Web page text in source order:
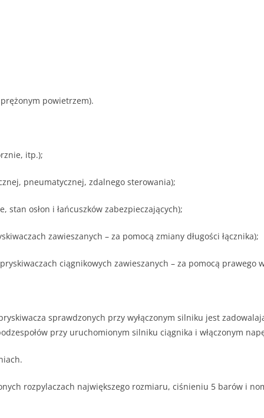
powietrzem).
itp.);
pneumatycznej, zdalnego sterowania);
osłon i łańcuszków zabezpieczających);
zawieszanych – za pomocą zmiany długości łącznika);
ciągnikowych zawieszanych – za pomocą prawego
sprawdzonych przy wyłączonym silniku jest
przy uruchomionym silniku ciągnika i włączonym
rozpylaczach największego rozmiaru, ciśnieniu 5 barów i